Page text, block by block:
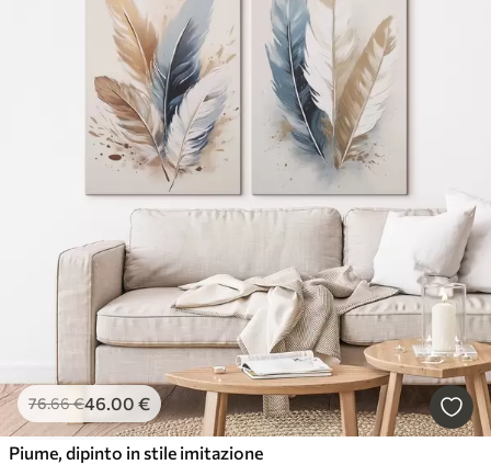
76.66€46.00 €
Piume, dipinto in stile imitazione